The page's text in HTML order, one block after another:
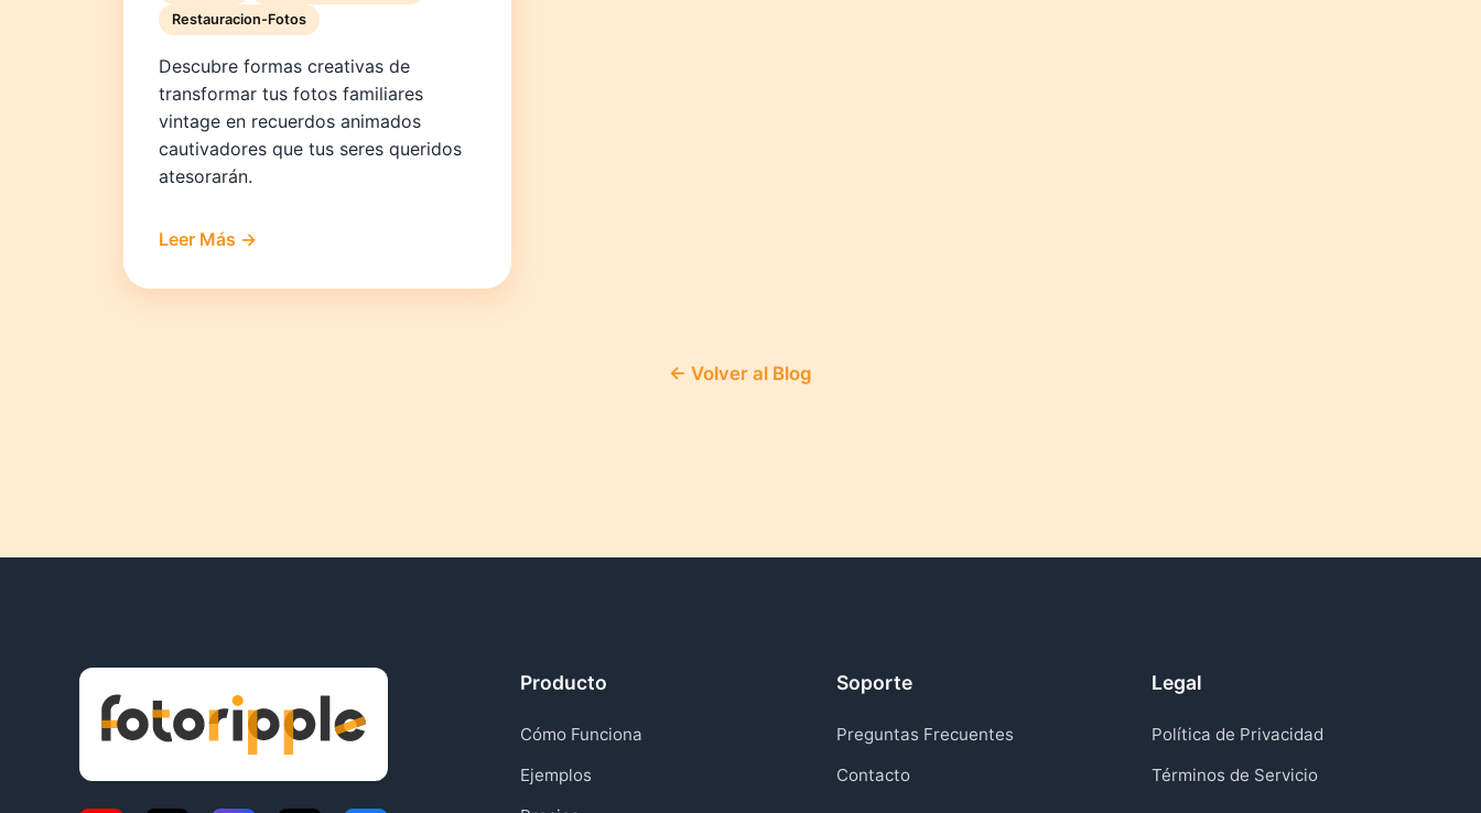
Restauracion-Fotos
Descubre formas creativas de
transformar tus fotos familiares
vintage en recuerdos animados
cautivadores que tus seres queridos
atesorarán.
Leer Más →
← Volver al Blog
Producto
Cómo Funciona
Ejemplos
Soporte
Preguntas Frecuentes
Contacto
Legal
Política de Privacidad
Términos de Servicio